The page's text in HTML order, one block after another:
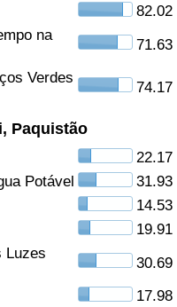
82.02
na
71.63
Verdes
74.17
Paquistão
22.17
Potável
31.93
14.53
19.91
Luzes
30.69
17.98